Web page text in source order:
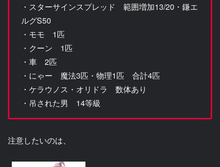
・スターサインスプレッド 範囲増加13/20・鎌エ
ルグS50
・モモ 1匹
・クーン 1匹
・車 2匹
・にゃー 魔法3匹・物理1匹 合計4匹
・ケラウノス・オリドラ 数体あり
・吊された男 14等級
注意したいのは、